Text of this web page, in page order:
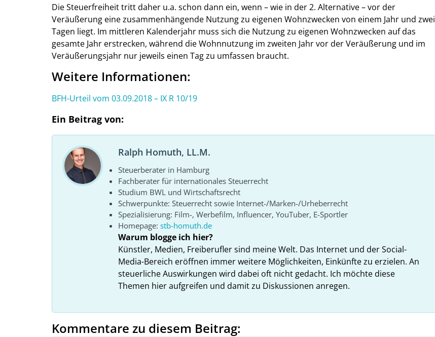
Die Steuerfreiheit tritt daher u.a. schon dann ein, wenn – wie in der 2. Alternative – vor der
Veräußerung eine zusammenhängende Nutzung zu eigenen Wohnzwecken von einem Jahr und zwei
Tagen liegt. Im mittleren Kalenderjahr muss sich die Nutzung zu eigenen Wohnzwecken auf das
gesamte Jahr erstrecken, während die Wohnnutzung im zweiten Jahr vor der Veräußerung und im
Veräußerungsjahr nur jeweils einen Tag zu umfassen braucht.
Weitere Informationen:
BFH-Urteil vom 03.09.2018 – IX R 10/19
Ein Beitrag von:
Ralph Homuth, LL.M.
Steuerberater in Hamburg
Fachberater für internationales Steuerrecht
Studium BWL und Wirtschaftsrecht
Schwerpunkte: Steuerrecht sowie Internet-/Marken-/Urheberrecht
Spezialisierung: Film-, Werbefilm, Influencer, YouTuber, E-Sportler
Homepage: stb-homuth.de
Warum blogge ich hier?
Künstler, Medien, Freiberufler sind meine Welt. Das Internet und der Social-
Media-Bereich eröffnen immer weitere Möglichkeiten, Einkünfte zu erzielen. An
steuerliche Auswirkungen wird dabei oft nicht gedacht. Ich möchte diese
Themen hier aufgreifen und damit zu Diskussionen anregen.
Kommentare zu diesem Beitrag: